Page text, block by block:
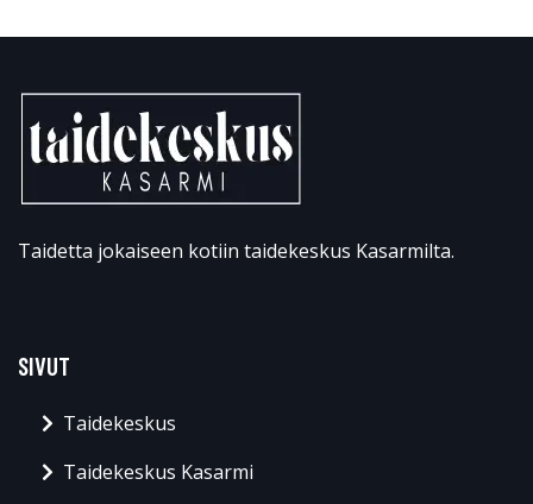
Taidetta jokaiseen kotiin taidekeskus Kasarmilta.
SIVUT
Taidekeskus
Taidekeskus Kasarmi